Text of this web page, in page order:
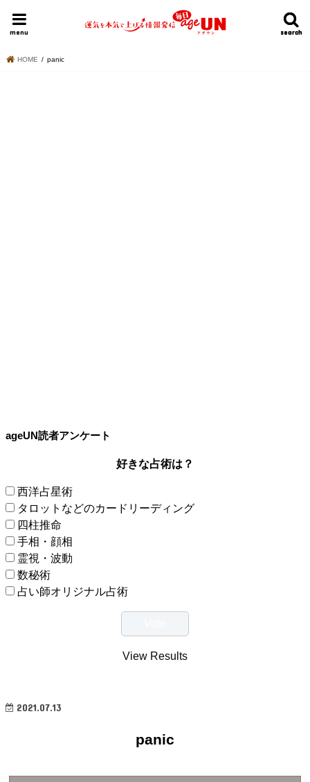
search
search
menu
HOME 明日の運勢ランキング 今週の運勢
HOME panic
ageUN読者アンケート
好きな占術は？
西洋占星術
タロットなどのカードリーディング
四柱推命
手相・顔相
霊視・波動
数秘術
占い師オリジナル占術
View Results
2021.07.13
panic